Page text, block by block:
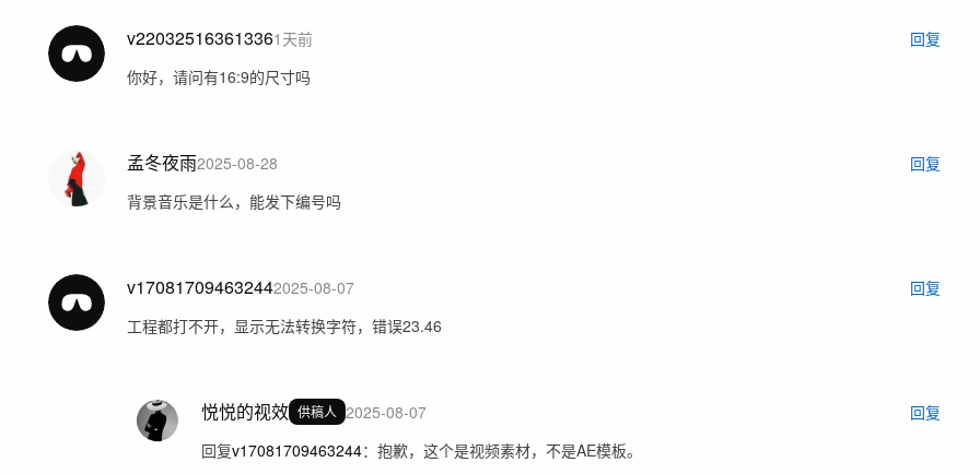
v220325163613361天前
回复
你好，请问有16:9的尺寸吗
孟冬夜雨2025-08-28
回复
背景音乐是什么，能发下编号吗
v170817094632442025-08-07
回复
工程都打不开，显示无法转换字符，错误23.46
悦悦的视效 供稿人 2025-08-07
回复
回复v17081709463244： 抱歉，这个是视频素材，不是AE模板。